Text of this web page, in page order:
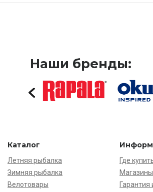
Наши бренды:
Каталог
Летняя рыбалка
Зимняя рыбалка
Велотовары
Где
Гарантия